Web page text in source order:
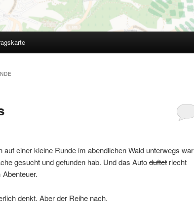
einer kleine Runde im abendlichen Wald unterwegs war
gesucht und gefunden hab. Und das Autoduftet riecht
denkt. Aber der Reihe nach.